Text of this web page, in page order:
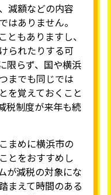
減額などの内容
はありません。
ともありますし、
られたりする可
限らず、国や横浜
までも同じでは
を覚えておくこと
税制度が来年も続
まめに横浜市の
とをおすすめし
が減税の対象にな
まえて時間のある